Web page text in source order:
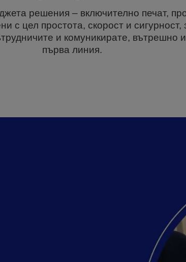
решения – включително печат,
с цел простота, скорост и сигурност,
и комуникирате, вътрешно
първа линия.